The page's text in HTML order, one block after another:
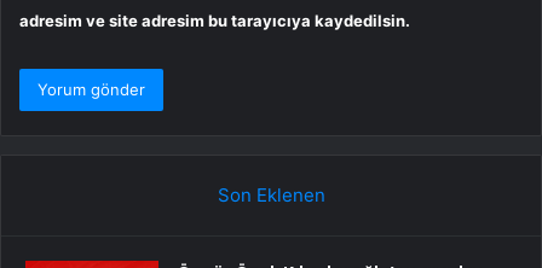
adresim ve site adresim bu tarayıcıya kaydedilsin.
Son Eklenen